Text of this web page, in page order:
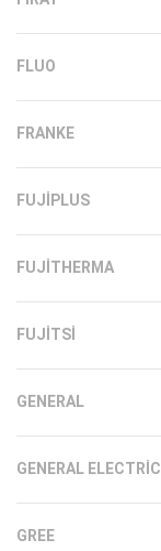
FLUO
FRANKE
FUJIPLUS
FUJITHERMA
FUJITSI
GENERAL
GENERAL ELECTRIC
GREE